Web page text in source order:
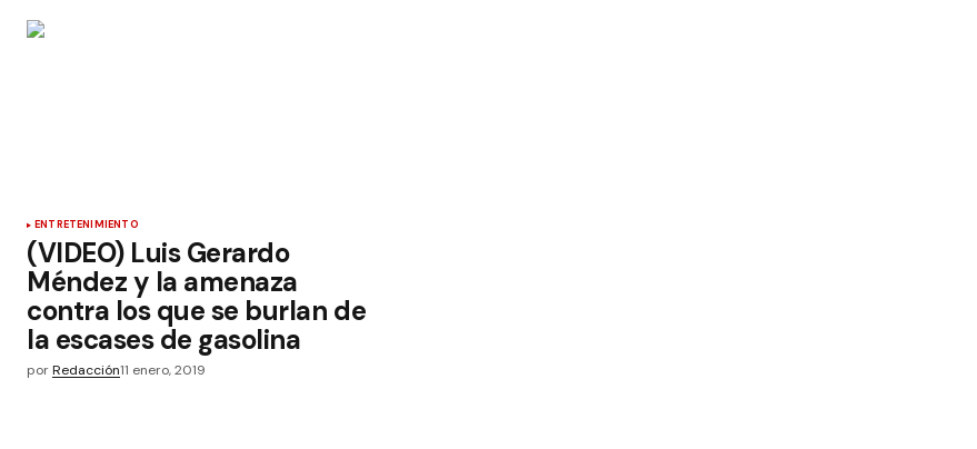
ENTRETENIMIENTO
(VIDEO) Luis Gerardo
Méndez y la amenaza
contra los que se burlan de
la escases de gasolina
porRedacción11 enero, 2019